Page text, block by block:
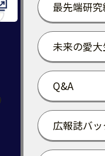
最先端研
未来の愛
Q&A
広報誌バ